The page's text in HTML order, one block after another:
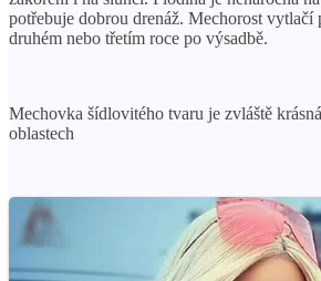
potřebuje dobrou drenáž. Mechorost vytlačí
druhém nebo třetím roce po výsadbě.
Mechovka šídlovitého tvaru je zvláště
oblastech